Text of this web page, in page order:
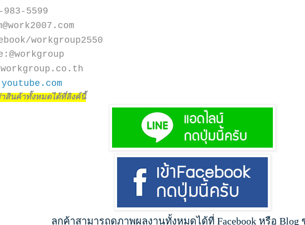
983-5599
workgroup2550
าสินค้าทั้งหมดได้ที่ลิงค์นี้
ลูกค้าสามารถดูภาพผลงานทั้งหมดได้ที่ Facebook หรือ Blog